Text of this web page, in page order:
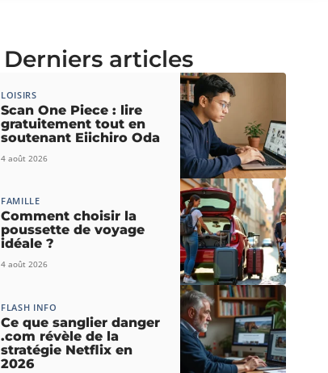
Derniers articles
LOISIRS
Scan One Piece : lire
gratuitement tout en
soutenant Eiichiro Oda
4 août 2026
FAMILLE
Comment choisir la
poussette de voyage
idéale ?
4 août 2026
FLASH INFO
Ce que sanglier danger
.com révèle de la
stratégie Netflix en
2026